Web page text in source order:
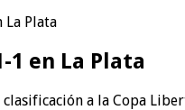
Plata
en La Plata
a la Copa